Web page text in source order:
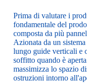
Prima di valutare i
fondamentale del
composta da più
Azionata da un
lungo guide verticali e
soffitto quando è
massimizza lo spazio
ostruzioni intorno